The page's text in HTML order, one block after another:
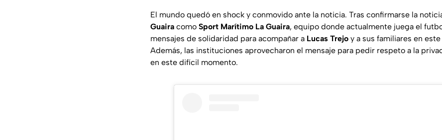
El mundo quedó en shock y conmovido ante la noticia. Tras confirmarse la
Guaira como Sport Marítimo La Guaira, equipo donde actualmente juega el
mensajes de solidaridad para acompañar a Lucas Trejo y a sus familiares en
Además, las instituciones aprovecharon el mensaje para pedir respeto a la
en este difícil momento.